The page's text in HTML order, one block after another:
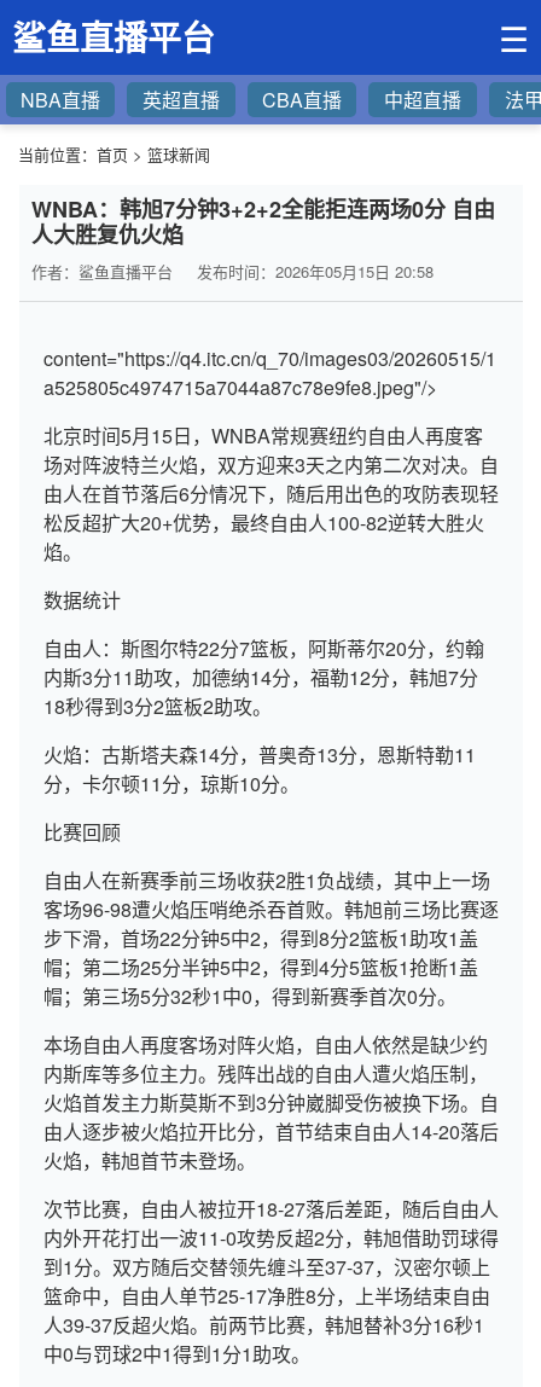
鲨鱼直播平台 ☰
NBA直播 英超直播 CBA直播 中超直播 法
当前位置： 首页 > 篮球新闻
WNBA：韩旭7分钟3+2+2全能拒连两场0分 自由
人大胜复仇火焰
作者：鲨鱼直播平台 发布时间：2026年05月15日 20:58
content="https://q4.itc.cn/q_70/images03/20260515/1
a525805c4974715a7044a87c78e9fe8.jpeg"/>
北京时间5月15日，WNBA常规赛纽约自由人再度客
场对阵波特兰火焰，双方迎来3天之内第二次对决。自
由人在首节落后6分情况下，随后用出色的攻防表现轻
松反超扩大20+优势，最终自由人100-82逆转大胜火
焰。
数据统计
自由人：斯图尔特22分7篮板，阿斯蒂尔20分，约翰
内斯3分11助攻，加德纳14分，福勒12分，韩旭7分
18秒得到3分2篮板2助攻。
火焰：古斯塔夫森14分，普奥奇13分，恩斯特勒11
分，卡尔顿11分，琼斯10分。
比赛回顾
自由人在新赛季前三场收获2胜1负战绩，其中上一场
客场96-98遭火焰压哨绝杀吞首败。韩旭前三场比赛逐
步下滑，首场22分钟5中2，得到8分2篮板1助攻1盖
帽；第二场25分半钟5中2，得到4分5篮板1抢断1盖
帽；第三场5分32秒1中0，得到新赛季首次0分。
本场自由人再度客场对阵火焰，自由人依然是缺少约
内斯库等多位主力。残阵出战的自由人遭火焰压制，
火焰首发主力斯莫斯不到3分钟崴脚受伤被换下场。自
由人逐步被火焰拉开比分，首节结束自由人14-20落后
火焰，韩旭首节未登场。
次节比赛，自由人被拉开18-27落后差距，随后自由人
内外开花打出一波11-0攻势反超2分，韩旭借助罚球得
到1分。双方随后交替领先缠斗至37-37，汉密尔顿上
篮命中，自由人单节25-17净胜8分，上半场结束自由
人39-37反超火焰。前两节比赛，韩旭替补3分16秒1
中0与罚球2中1得到1分1助攻。